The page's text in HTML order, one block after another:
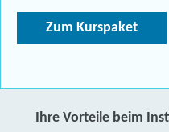
Zum Kurspaket
Ihre Vorteile beim